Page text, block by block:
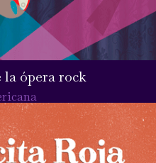
la ópera rock